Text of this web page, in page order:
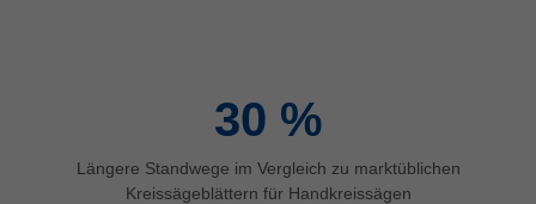
30 %
Längere Standwege im Vergleich zu marktüblichen
Kreissägeblättern für Handkreissägen